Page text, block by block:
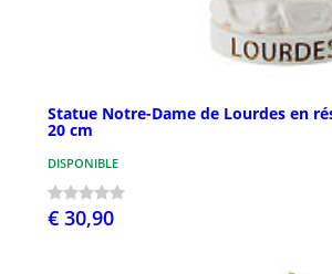
Statue Notre-Dame de Lourdes en
20 cm
DISPONIBLE
€ 30,90